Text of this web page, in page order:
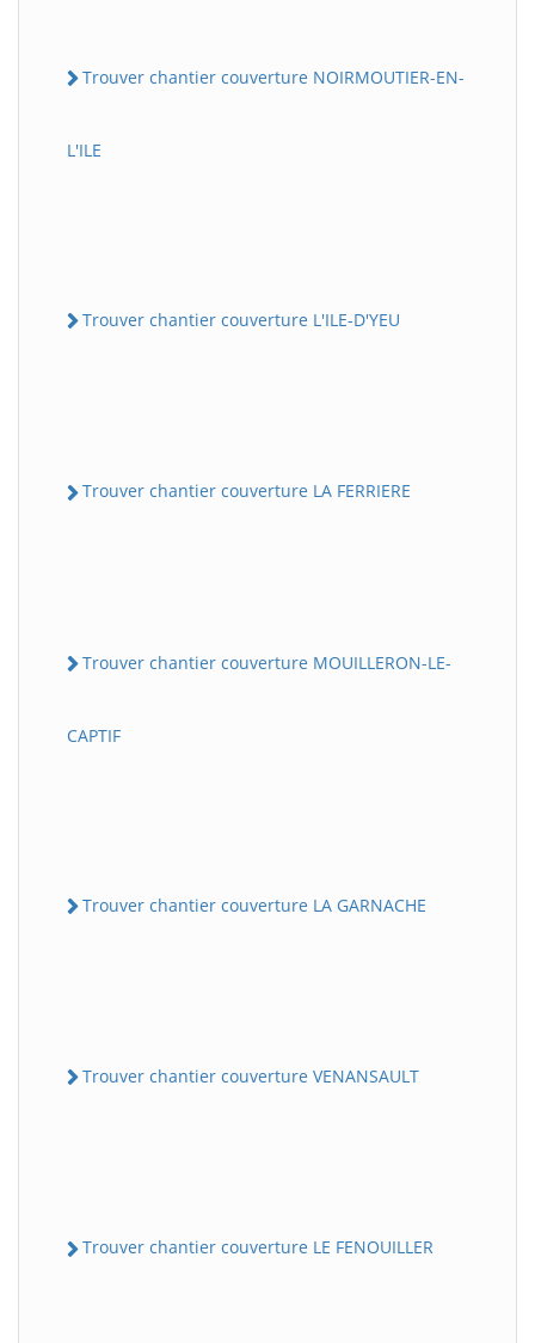
Trouver chantier couverture NOIRMOUTIER-EN-
L'ILE
Trouver chantier couverture L'ILE-D'YEU
Trouver chantier couverture LA FERRIERE
Trouver chantier couverture MOUILLERON-LE-
CAPTIF
Trouver chantier couverture LA GARNACHE
Trouver chantier couverture VENANSAULT
Trouver chantier couverture LE FENOUILLER